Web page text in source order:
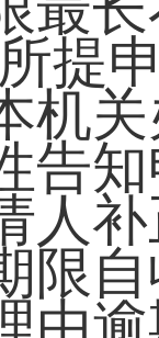
提
机
告
人
限